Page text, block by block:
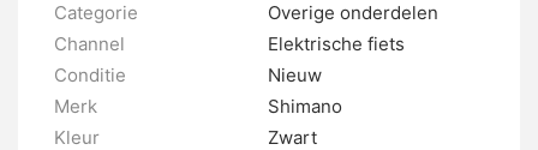
Categorie
Overige onderdelen
Channel
Elektrische fiets
Conditie
Nieuw
Merk
Shimano
Kleur
Zwart